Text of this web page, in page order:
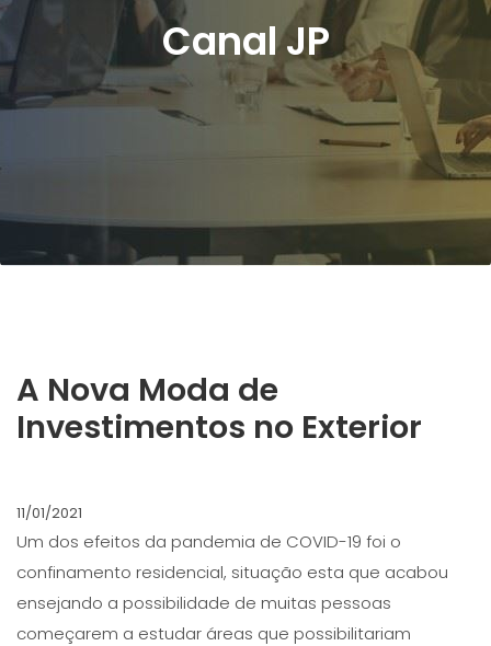
Canal JP
A Nova Moda de
Investimentos no Exterior
11/01/2021
Um dos efeitos da pandemia de COVID-19 foi o
confinamento residencial, situação esta que acabou
ensejando a possibilidade de muitas pessoas
começarem a estudar áreas que possibilitariam